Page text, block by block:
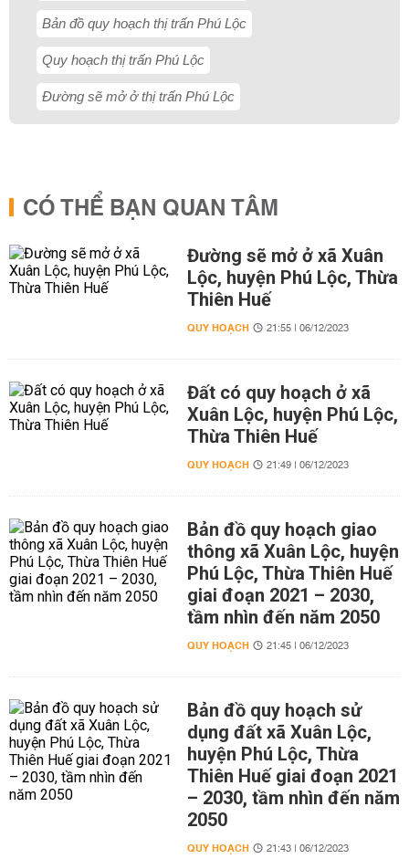
Bản đồ quy hoạch thị trấn Phú Lộc
Quy hoạch thị trấn Phú Lộc
Đường sẽ mở ở thị trấn Phú Lộc
CÓ THỂ BẠN QUAN TÂM
Đường sẽ mở ở xã Xuân
Lộc, huyện Phú Lộc, Thừa
Thiên Huế
QUY HOẠCH 21:55 | 06/12/2023
Đất có quy hoạch ở xã
Xuân Lộc, huyện Phú Lộc,
Thừa Thiên Huế
QUY HOẠCH 21:49 | 06/12/2023
Bản đồ quy hoạch giao
thông xã Xuân Lộc, huyện
Phú Lộc, Thừa Thiên Huế
giai đoạn 2021 – 2030,
tầm nhìn đến năm 2050
QUY HOẠCH 21:45 | 06/12/2023
Bản đồ quy hoạch sử
dụng đất xã Xuân Lộc,
huyện Phú Lộc, Thừa
Thiên Huế giai đoạn 2021
– 2030, tầm nhìn đến năm
2050
QUY HOẠCH 21:43 | 06/12/2023